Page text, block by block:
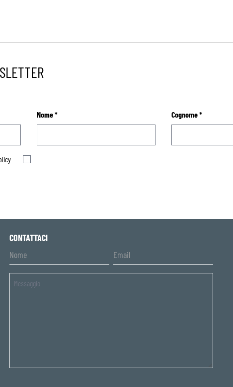
Nome* Cognome*
CONTATTACI
Untitled